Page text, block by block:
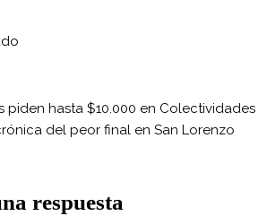
piden hasta $10.000 en Colectividades
del peor final en San Lorenzo
respuesta